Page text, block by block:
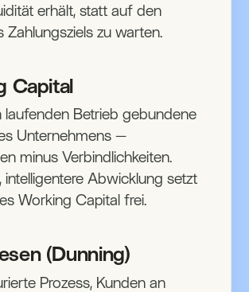
erhält, statt auf den
Zahlungsziels zu warten.
Capital
laufenden Betrieb gebundene
Unternehmens —
minus Verbindlichkeiten.
intelligentere Abwicklung setzt
Working Capital frei.
(Dunning)
Prozess, Kunden an